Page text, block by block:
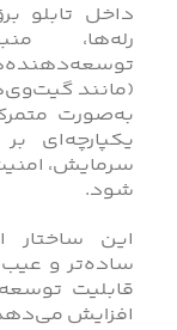
رله‌ها،
(مانند
به‌صورت
یکپارچه‌ای
سرمایش،
شود.
این ساختار
ساده‌تر و
قابلیت
افزایش